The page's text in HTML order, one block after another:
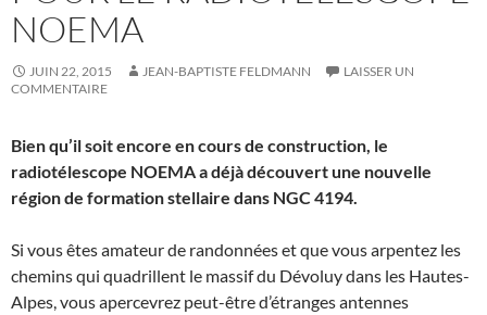
NOEMA
JUIN 22, 2015 JEAN-BAPTISTE FELDMANN
LAISSER UN
COMMENTAIRE
Bien qu’il soit encore en cours de construction, le
radiotélescope NOEMA a déjà découvert une nouvelle
région de formation stellaire dans NGC 4194.
Si vous êtes amateur de randonnées et que vous arpentez les
chemins qui quadrillent le massif du Dévoluy dans les Hautes-
Alpes, vous apercevrez peut-être d’étranges antennes